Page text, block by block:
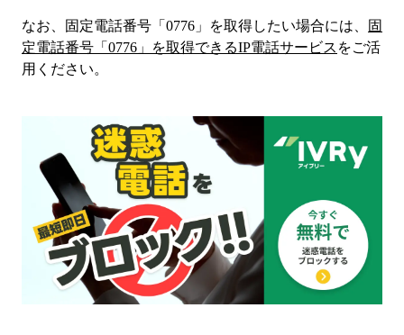
なお、固定電話番号「 0776 」を取得したい場合には、
固
定電話番号「 0776 」を取得できるIP電話サービス をご活
用ください。